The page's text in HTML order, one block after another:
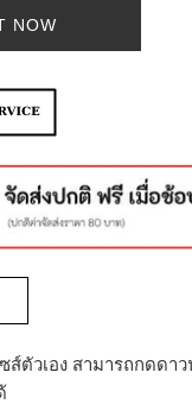
NOW
ส์ตัวเอง สามารถกดดา